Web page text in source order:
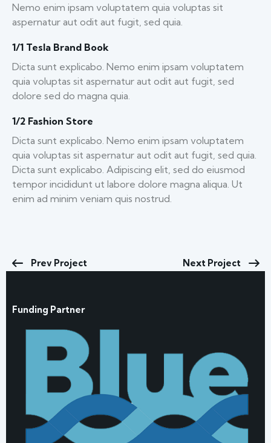
Nemo enim ipsam voluptatem quia voluptas sit
aspernatur aut odit aut fugit, sed quia.
1/1 Tesla Brand Book
Dicta sunt explicabo. Nemo enim ipsam voluptatem
quia voluptas sit aspernatur aut odit aut fugit, sed
dolore sed do magna quia.
1/2 Fashion Store
Dicta sunt explicabo. Nemo enim ipsam voluptatem
quia voluptas sit aspernatur aut odit aut fugit, sed quia.
Dicta sunt explicabo. Adipiscing elit, sed do eiusmod
tempor incididunt ut labore dolore magna aliqua. Ut
enim ad minim veniam quis nostrud.
Prev Project Next Project
Funding Partner